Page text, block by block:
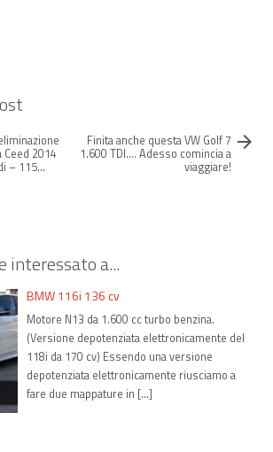
Ceed 2014
– 115…
Finita anche questa VW Golf 7
1.600 TDI…. Adesso comincia a
viaggiare!
arrow_forward
interessato a...
BMW 116i 136 cv
Motore N13 da 1.600 cc turbo benzina.
(Versione depotenziata elettronicamente del
118i da 170 cv) Essendo una versione
depotenziata elettronicamente riusciamo a
fare due mappature in […]